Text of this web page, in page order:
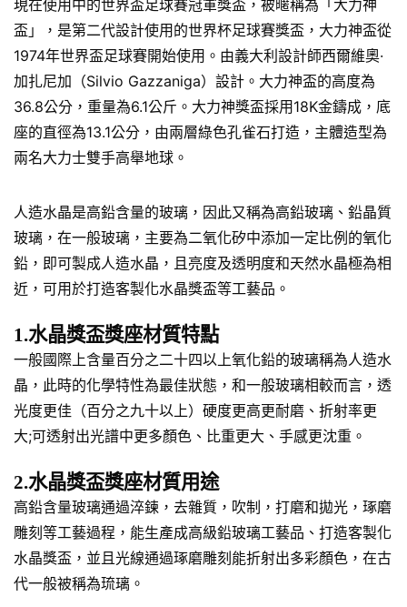
現在使用中的世界盃足球賽冠軍獎盃，被暱稱為「大力神
盃」，是第二代設計使用的世界杯足球賽獎盃，大力神盃從
1974年世界盃足球賽開始使用。由義大利設計師西爾維奧·
加扎尼加（Silvio Gazzaniga）設計。大力神盃的高度為
36.8公分，重量為6.1公斤。大力神獎盃採用18K金鑄成，底
座的直徑為13.1公分，由兩層綠色孔雀石打造，主體造型為
兩名大力士雙手高舉地球。
人造水晶是高鉛含量的玻璃，因此又稱為高鉛玻璃、鉛晶質
玻璃，在一般玻璃，主要為二氧化矽中添加一定比例的氧化
鉛，即可製成人造水晶，且亮度及透明度和天然水晶極為相
近，可用於打造客製化水晶獎盃等工藝品。
1.水晶獎盃獎座材質特點
一般國際上含量百分之二十四以上氧化鉛的玻璃稱為人造水
晶，此時的化學特性為最佳狀態，和一般玻璃相較而言，透
光度更佳（百分之九十以上）硬度更高更耐磨、折射率更
大;可透射出光譜中更多顏色、比重更大、手感更沈重。
2.水晶獎盃獎座材質用途
高鉛含量玻璃通過淬鍊，去雜質，吹制，打磨和拋光，琢磨
雕刻等工藝過程，能生產成高級鉛玻璃工藝品、打造客製化
水晶獎盃，並且光線通過琢磨雕刻能折射出多彩顏色，在古
代一般被稱為琉璃。